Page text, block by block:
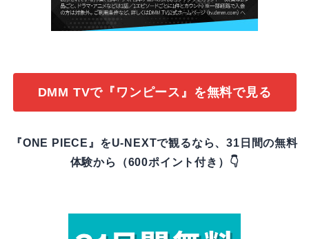
DMM TVで『ワンピース』を無料で見る
『ONE PIECE』をU-NEXTで観るなら、31日間の無料
体験から（600ポイント付き）👇